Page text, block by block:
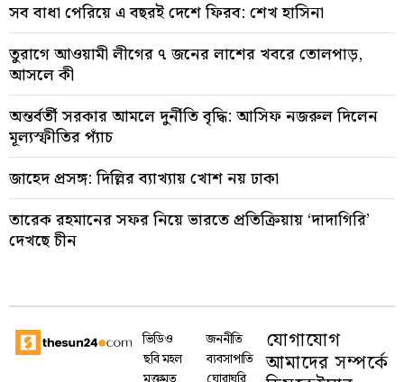
সব বাধা পেরিয়ে এ বছরই দেশে ফিরব: শেখ হাসিনা
তুরাগে আওয়ামী লীগের ৭ জনের লাশের খবরে তোলপাড়,
আসলে কী
অন্তর্বর্তী সরকার আমলে দুর্নীতি বৃদ্ধি: আসিফ নজরুল দিলেন
মূল্যস্ফীতির প্যাঁচ
জাহেদ প্রসঙ্গ: দিল্লির ব্যাখ্যায় খোশ নয় ঢাকা
তারেক রহমানের সফর নিয়ে ভারতে প্রতিক্রিয়ায় ‘দাদাগিরি’
দেখছে চীন
ভিডিও
ছবি মহল
জননীতি
ব্যবসাপাতি
যোগাযোগ
আমাদের সম্পর্কে